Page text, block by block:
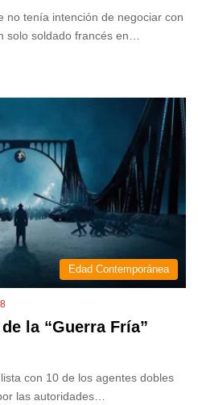
no tenía intención de negociar con
solo soldado francés en…
Edad Contemporánea
la “Guerra Fría”
con 10 de los agentes dobles
las autoridades…